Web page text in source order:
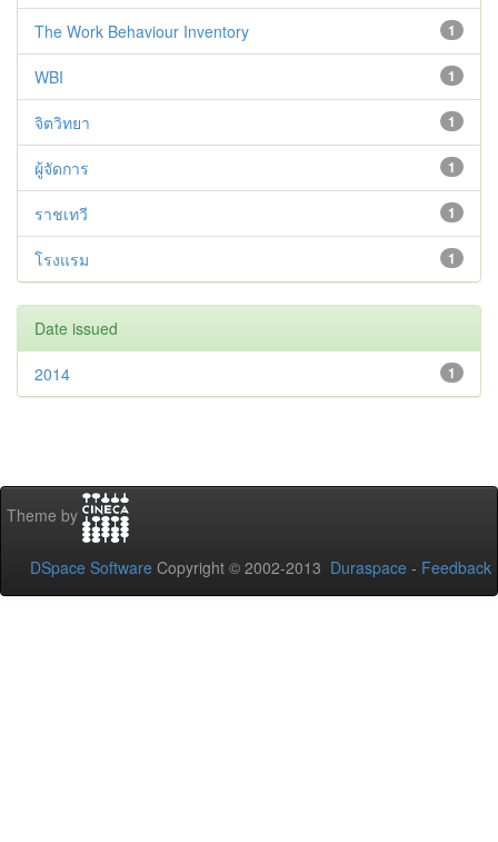
1
The Work Behaviour Inventory
1
WBI
1
จิตวิทยา
1
ผู้จัดการ
1
ราชเทวี
1
โรงแรม
Date issued
1
2014
Theme by
DSpace Software Copyright © 2002-2013 Duraspace - Feedback